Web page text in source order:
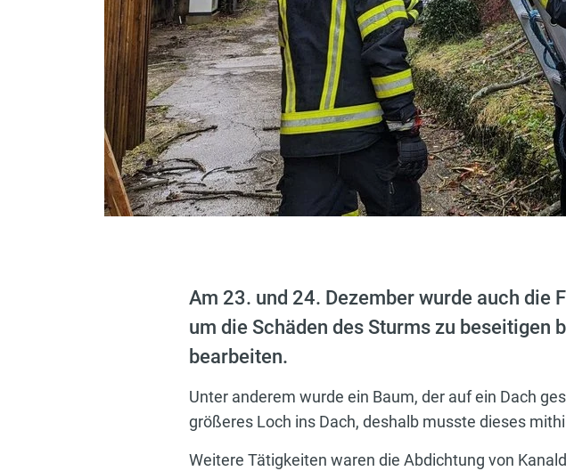
Am 23. und 24. Dezember wurde auch die
um die Schäden des Sturms zu beseitigen
bearbeiten.
Unter anderem wurde ein Baum, der auf ein Dach
größeres Loch ins Dach, deshalb musste dieses
Weitere Tätigkeiten waren die Abdichtung von